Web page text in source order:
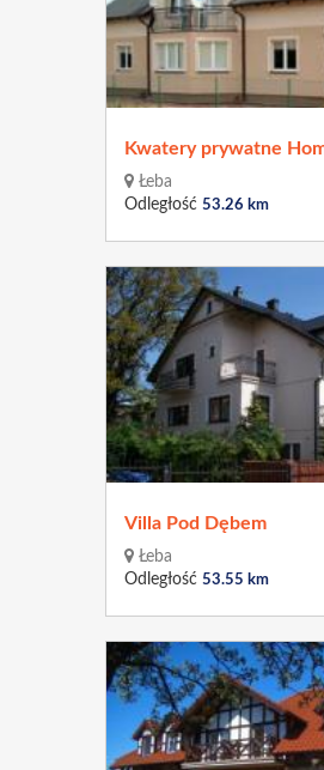
Kwatery prywatne
Łeba
Odległość 53.26 km
Villa Pod Dębem
Łeba
Odległość 53.55 km